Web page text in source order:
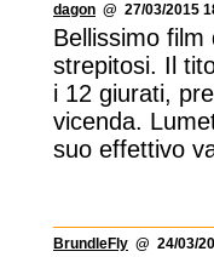
dagon @ 27/03/2015
Bellissimo
strepitosi. Il
i 12 giurati,
vicenda.
suo effettivo
BrundleFly @ 24/03/